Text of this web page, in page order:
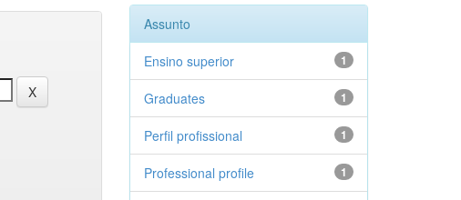
Assunto
1
Ensino superior
1
Graduates
1
Perfil profissional
1
Professional profile